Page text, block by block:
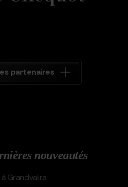
partenaires
nouveautés
Grandvalira